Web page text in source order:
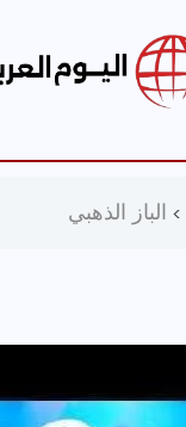
> الباز الذهبي